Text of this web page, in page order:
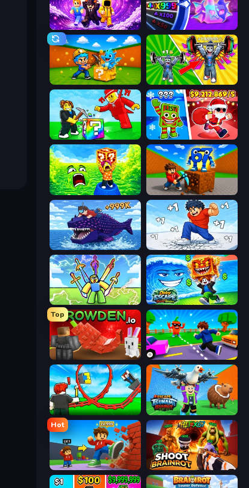
Obby - BrainWave Meeland.io
Escape Cave For Brainrot Obby: Gym Simulator, Escape
Plants vs Brain Zombies
Save Memerots: Acid Lava lake Obby: Break Rocks For Brainrots
Obby Fish Challenge: Ride Break a Skyscraper
Obby vs Brainrot Obby Escape from Tsunami Brainrot
Top
Grow A Garden | Growden.io Robby: Cross the Road for Brainrot
Build a Rollercoaster: Simulator Escape Tsunami Brainrot
Hot
Obby: +1 Click Wall Breaker Shoot Brainrot